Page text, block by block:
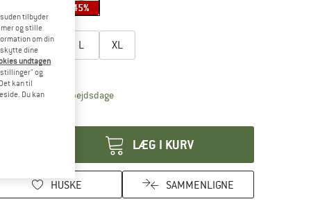
45%
en størrelse:
S M L XL
4-6 arbejdsdageLinket åbnes i en infoboks og indeholder
LÆG I KURV
HUSKE SAMMENLIGNE
tilbyder
og stille
om din
dine
undtagen
og
kan til
Du kan